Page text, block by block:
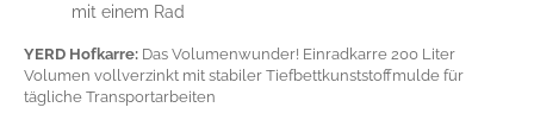
mit einem Rad
YERD Hofkarre: Das Volumenwunder! Einradkarre 200 Liter
Volumen vollverzinkt mit stabiler Tiefbettkunststoffmulde für
tägliche Transportarbeiten